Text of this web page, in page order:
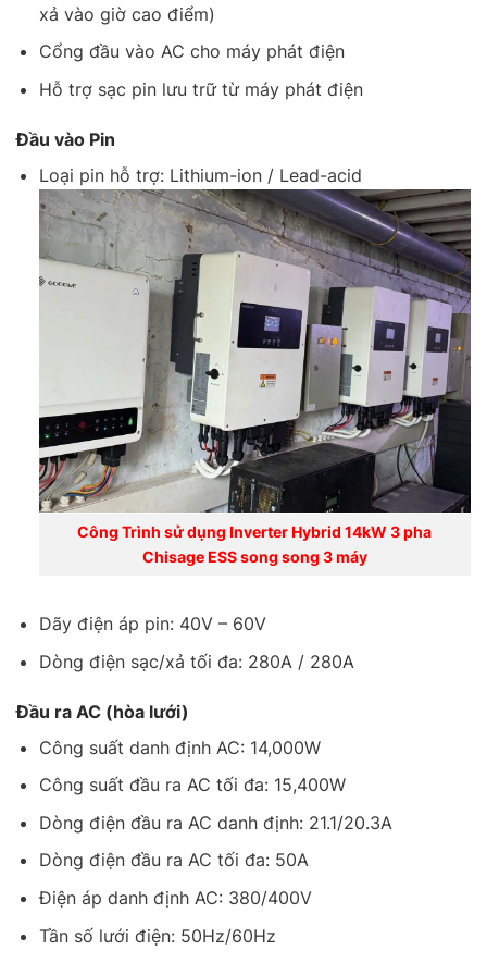
xả vào giờ cao điểm)
Cổng đầu vào AC cho máy phát điện
Hỗ trợ sạc pin lưu trữ từ máy phát điện
Đầu vào Pin
Loại pin hỗ trợ: Lithium-ion / Lead-acid
Công Trình sử dụng Inverter Hybrid 14kW 3 pha
Chisage ESS song song 3 máy
Dãy điện áp pin: 40V – 60V
Dòng điện sạc/xả tối đa: 280A / 280A
Đầu ra AC (hòa lưới)
Công suất danh định AC: 14,000W
Công suất đầu ra AC tối đa: 15,400W
Dòng điện đầu ra AC danh định: 21.1/20.3A
Dòng điện đầu ra AC tối đa: 50A
Điện áp danh định AC: 380/400V
Tần số lưới điện: 50Hz/60Hz